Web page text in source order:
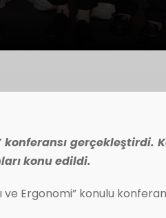
konferansı gerçekleştirdi.
konu edildi.
ve Ergonomi” konulu